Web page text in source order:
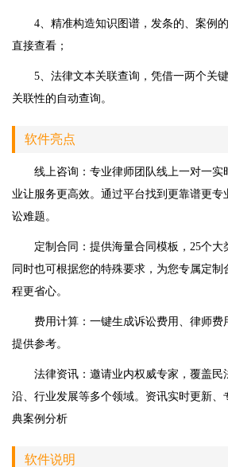
4、精准构造知识图谱，发条的、案例
直接查看；
5、法律文本关联查询，凭借一两个关
关联性的自动查询。
软件亮点
线上咨询：专业律师团队线上一对一实
业让服务更高效。通过平台找到更靠谱更专
讼难题。
定制合同：提供海量合同模板，25个大
同时也可根据您的特殊要求，为您专属定
程更省心。
费用计算：一键生成诉讼费用、律师费
提供参考。
法律资讯：邀请业内权威专家，覆盖民
沿、行业发展等多个领域。资讯实时更新、
典案例分析
软件说明